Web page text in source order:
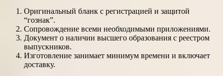
Оригинальный бланк с регистрацией и защитой
“гознак”.
Сопровождение всеми необходимыми приложениями.
Документ о наличии высшего образования с реестром
выпускников.
Изготовление занимает минимум времени и включает
доставку.